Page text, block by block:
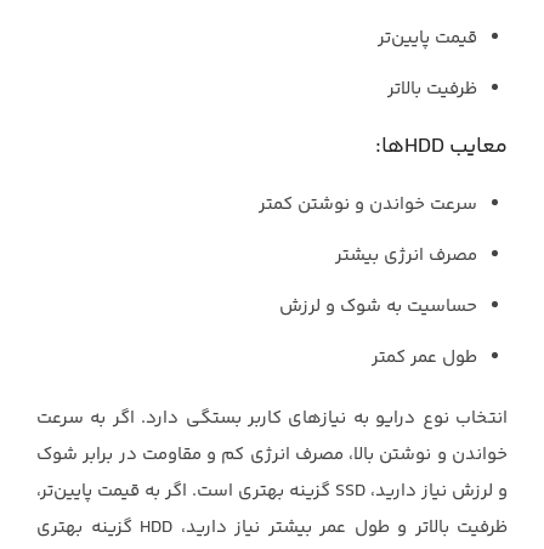
قیمت پایین‌تر
ظرفیت بالاتر
معایب ‏HDDها:‏
سرعت خواندن و نوشتن کمتر
مصرف انرژی بیشتر
حساسیت به شوک و لرزش
طول عمر کمتر
انتخاب نوع درایو به نیازهای کاربر بستگی دارد. اگر به سرعت
خواندن و نوشتن بالا، مصرف انرژی ‏کم و مقاومت در برابر شوک
و لرزش نیاز دارید، ‏SSD‏ گزینه بهتری است. اگر به قیمت پایین‌تر،
‏ظرفیت بالاتر و طول عمر بیشتر نیاز دارید، ‏HDD‏ گزینه بهتری